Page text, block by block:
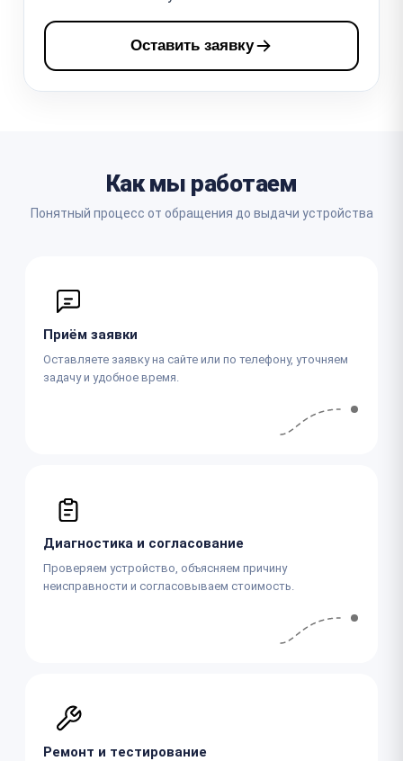
Оставить заявку
Как мы работаем
Понятный процесс от обращения до выдачи устройства
Приём заявки
Оставляете заявку на сайте или по телефону, уточняем
задачу и удобное время.
Диагностика и согласование
Проверяем устройство, объясняем причину
неисправности и согласовываем стоимость.
Ремонт и тестирование